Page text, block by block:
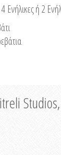
Ενήλικες ή 2